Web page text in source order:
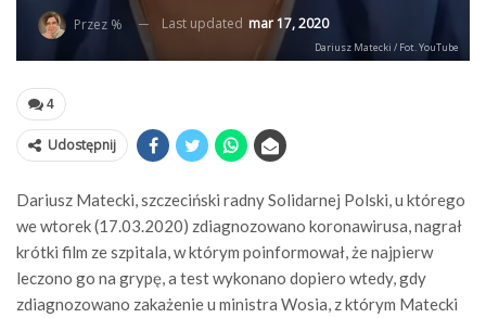
Przez % Last updated mar 17, 2020
Dariusz Matecki / Fot. YouTube
4
Udostępnij
Dariusz Matecki, szczeciński radny Solidarnej Polski, u którego
we wtorek (17.03.2020) zdiagnozowano koronawirusa, nagrał
krótki film ze szpitala, w którym poinformował, że najpierw
leczono go na grypę, a test wykonano dopiero wtedy, gdy
zdiagnozowano zakażenie u ministra Wosia, z którym Matecki